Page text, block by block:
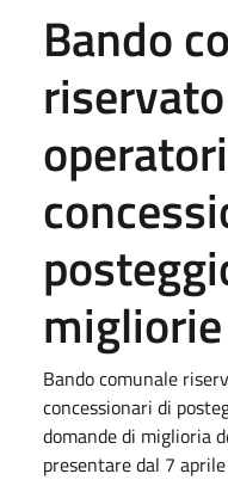
Bando
migliorie
Bando comunale
concessionari di
domande di miglioria
presentare dal 7